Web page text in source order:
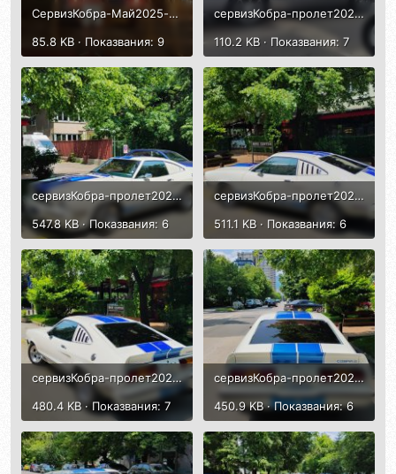
СервизКобра-Май2025-вЕгипет-ХардрокКафе.jpg
85.8 KB · Показвания: 9
сервизКобра-пролет2025-1.jpg
110.2 KB · Показвания: 7
сервизКобра-пролет2025-2.jpg
547.8 KB · Показвания: 6
сервизКобра-пролет2025-3.jpg
511.1 KB · Показвания: 6
сервизКобра-пролет2025-4.jpg
480.4 KB · Показвания: 7
сервизКобра-пролет2025-5.jpg
450.9 KB · Показвания: 6